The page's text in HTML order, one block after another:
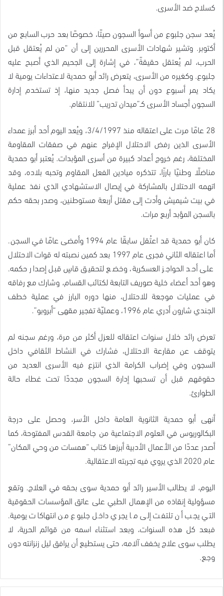
كسلاح ضد الأسرى.
يُعد سجن جلبوع من أسوأ السجون صيتًا، خصوصًا بعد حرب السابع من
أكتوبر. وتشير شهادات الأسرى المحررين إلى أن “من لم يُعتقل قبل
الحرب، لم يُعتقل حقيقةً”، في إشارة إلى الجحيم الذي أصبح عليه
جلبوع. وكغيره من الأسرى، يتعرض رائد أبو حمدية لاعتداءات يومية لا
يكاد يمر أسبوع دون أن يبدأ فصل جديد منها، إذ تستخدم إدارة
السجون أجساد الأسرى كـ”ميدان تدريب” للانتقام.
28 عامًا مرت على اعتقاله منذ 3/4/1997، ويُعد اليوم أحد أبرز عمداء
الأسرى الذين رفض الاحتلال الإفراج عنهم في صفقات المقاومة
المختلفة، رغم خروج أعداد كبيرة من أسرى المؤبدات. يُعتبر أبو حمدية
مناضلًا وطنيًا بارزًا، تتذكره ميادين الفعل المقاوم وتحبه بلاده، وقد
اتهمه الاحتلال بالمشاركة في إيصال الاستشهادي الذي نفذ عملية
في بيت شيميش وأدت إلى مقتل أربعة مستوطنين، وصدر بحقه حكم
بالسجن المؤبد أربع مرات.
كان أبو حمدية قد اعتُقل سابقًا عام 1994 وأمضى عامًا في السجن.
أما اعتقاله الثاني فجرى عام 1997 بعد كمين نصبته له قوات الاحتلال
على أحد الحواجز العسكرية، وخضع لتحقيق قاسٍ قبل إصدار حكمه.
وهو أحد أعضاء خلية صوريف التابعة لكتائب القسام، وشارك مع رفاقه
في عمليات موجعة للاحتلال، منها دوره البارز في عملية خطف
الجندي شارون أدري عام 1996، وعمليّة تفجير مقهى “أبروبو”.
تعرض رائد خلال سنوات اعتقاله للعزل أكثر من مرة، ورغم سجنه لم
يتوقف عن مقارعة الاحتلال، فشارك في النشاط الثقافي داخل
السجون وفي إضراب الكرامة الذي انتزع فيه الأسرى العديد من
حقوقهم قبل أن تسحبها إدارة السجون مجددًا تحت غطاء حالة
الطوارئ.
أنهى أبو حمدية الثانوية العامة داخل الأسر، وحصل على درجة
البكالوريوس في العلوم الاجتماعية من جامعة القدس المفتوحة، كما
أصدر عددًا من الأعمال الأدبية أبرزها كتاب “همسات من وحي المكان”
عام 2020 الذي يروي فيه تجربته الاعتقالية.
اليوم، لا يطالب الأسير رائد أبو حمدية سوى بحقه في العلاج. وتقع
مسؤولية إنقاذه من الإهمال الطبي على عاتق المؤسسات الحقوقية
التي يجب أن تلتفت إلى ما يجري داخل جلبوع من انتهاكات يومية.
فبعد كل هذه السنوات، وبعد استثناء اسمه من قوائم الحرية، لا
يطلب سوى علاج يخفف آلامه، حتى يستطيع أن يرافق ليل زنزانته دون
وجع.